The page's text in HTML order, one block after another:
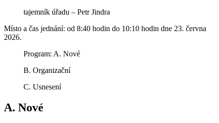
tajemník úřadu – Petr Jindra
Místo a čas jednání: od 8:40 hodin do 10:10 hodin dne 23. června
2026.
Program: A. Nové
B. Organizační
C. Usnesení
A. Nové